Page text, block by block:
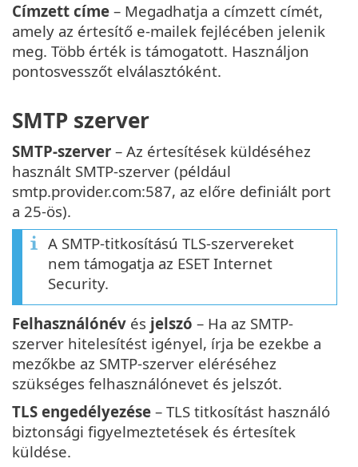
Címzett címe – Megadhatja a címzett címét,
amely az értesítő e-mailek fejlécében jelenik
meg. Több érték is támogatott. Használjon
pontosvesszőt elválasztóként.
SMTP szerver
SMTP-szerver – Az értesítések küldéséhez
használt SMTP-szerver (például
smtp.provider.com:587, az előre definiált port
a 25-ös).
A SMTP-titkosítású TLS-szervereket
nem támogatja az ESET Internet
Security.
Felhasználónév és jelszó – Ha az SMTP-
szerver hitelesítést igényel, írja be ezekbe a
mezőkbe az SMTP-szerver eléréséhez
szükséges felhasználónevet és jelszót.
TLS engedélyezése – TLS titkosítást használó
biztonsági figyelmeztetések és értesítek
küldése.